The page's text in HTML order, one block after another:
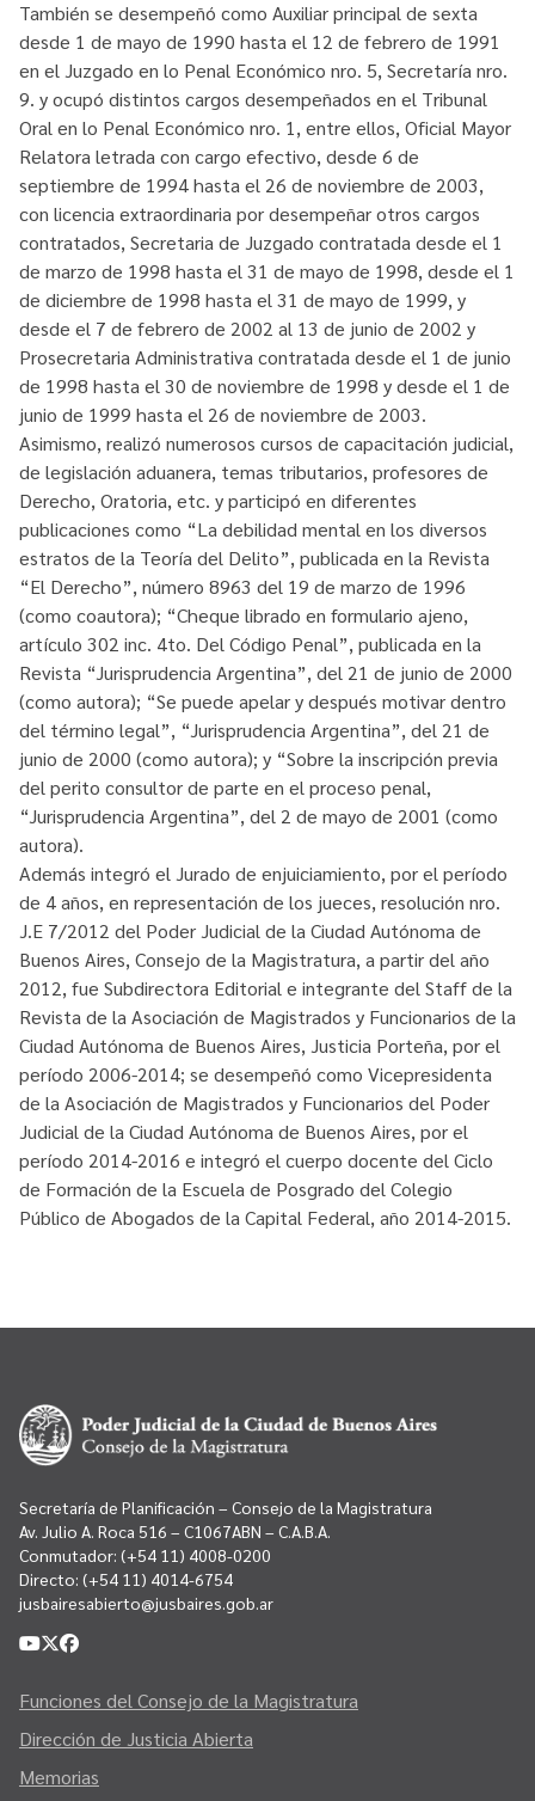
También se desempeñó como Auxiliar principal de sexta
desde 1 de mayo de 1990 hasta el 12 de febrero de 1991
en el Juzgado en lo Penal Económico nro. 5, Secretaría nro.
9. y ocupó distintos cargos desempeñados en el Tribunal
Oral en lo Penal Económico nro. 1, entre ellos, Oficial Mayor
Relatora letrada con cargo efectivo, desde 6 de
septiembre de 1994 hasta el 26 de noviembre de 2003,
con licencia extraordinaria por desempeñar otros cargos
contratados, Secretaria de Juzgado contratada desde el 1
de marzo de 1998 hasta el 31 de mayo de 1998, desde el 1
de diciembre de 1998 hasta el 31 de mayo de 1999, y
desde el 7 de febrero de 2002 al 13 de junio de 2002 y
Prosecretaria Administrativa contratada desde el 1 de junio
de 1998 hasta el 30 de noviembre de 1998 y desde el 1 de
junio de 1999 hasta el 26 de noviembre de 2003.
Asimismo, realizó numerosos cursos de capacitación judicial,
de legislación aduanera, temas tributarios, profesores de
Derecho, Oratoria, etc. y participó en diferentes
publicaciones como “La debilidad mental en los diversos
estratos de la Teoría del Delito”, publicada en la Revista
“El Derecho”, número 8963 del 19 de marzo de 1996
(como coautora); “Cheque librado en formulario ajeno,
artículo 302 inc. 4to. Del Código Penal”, publicada en la
Revista “Jurisprudencia Argentina”, del 21 de junio de 2000
(como autora); “Se puede apelar y después motivar dentro
del término legal”, “Jurisprudencia Argentina”, del 21 de
junio de 2000 (como autora); y “Sobre la inscripción previa
del perito consultor de parte en el proceso penal,
“Jurisprudencia Argentina”, del 2 de mayo de 2001 (como
autora).
Además integró el Jurado de enjuiciamiento, por el período
de 4 años, en representación de los jueces, resolución nro.
J.E 7/2012 del Poder Judicial de la Ciudad Autónoma de
Buenos Aires, Consejo de la Magistratura, a partir del año
2012, fue Subdirectora Editorial e integrante del Staff de la
Revista de la Asociación de Magistrados y Funcionarios de la
Ciudad Autónoma de Buenos Aires, Justicia Porteña, por el
período 2006-2014; se desempeñó como Vicepresidenta
de la Asociación de Magistrados y Funcionarios del Poder
Judicial de la Ciudad Autónoma de Buenos Aires, por el
período 2014-2016 e integró el cuerpo docente del Ciclo
de Formación de la Escuela de Posgrado del Colegio
Público de Abogados de la Capital Federal, año 2014-2015.
Secretaría de Planificación – Consejo de la Magistratura
Av. Julio A. Roca 516 – C1067ABN – C.A.B.A.
Conmutador: (+54 11) 4008-0200
Directo: (+54 11) 4014-6754
jusbairesabierto@jusbaires.gob.ar
Funciones del Consejo de la Magistratura
Dirección de Justicia Abierta
Memorias